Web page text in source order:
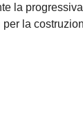
la
la